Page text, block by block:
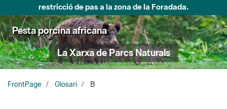
restricció de pas a la zona de la Foradada.
Pesta porcina africana
La Xarxa de Parcs Naturals
FrontPage Glosari B